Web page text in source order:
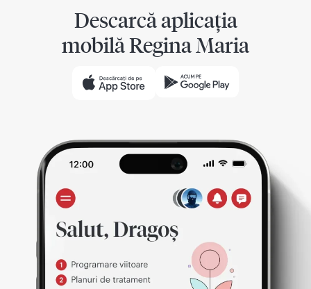
Descarcă aplicația
mobilă Regina Maria